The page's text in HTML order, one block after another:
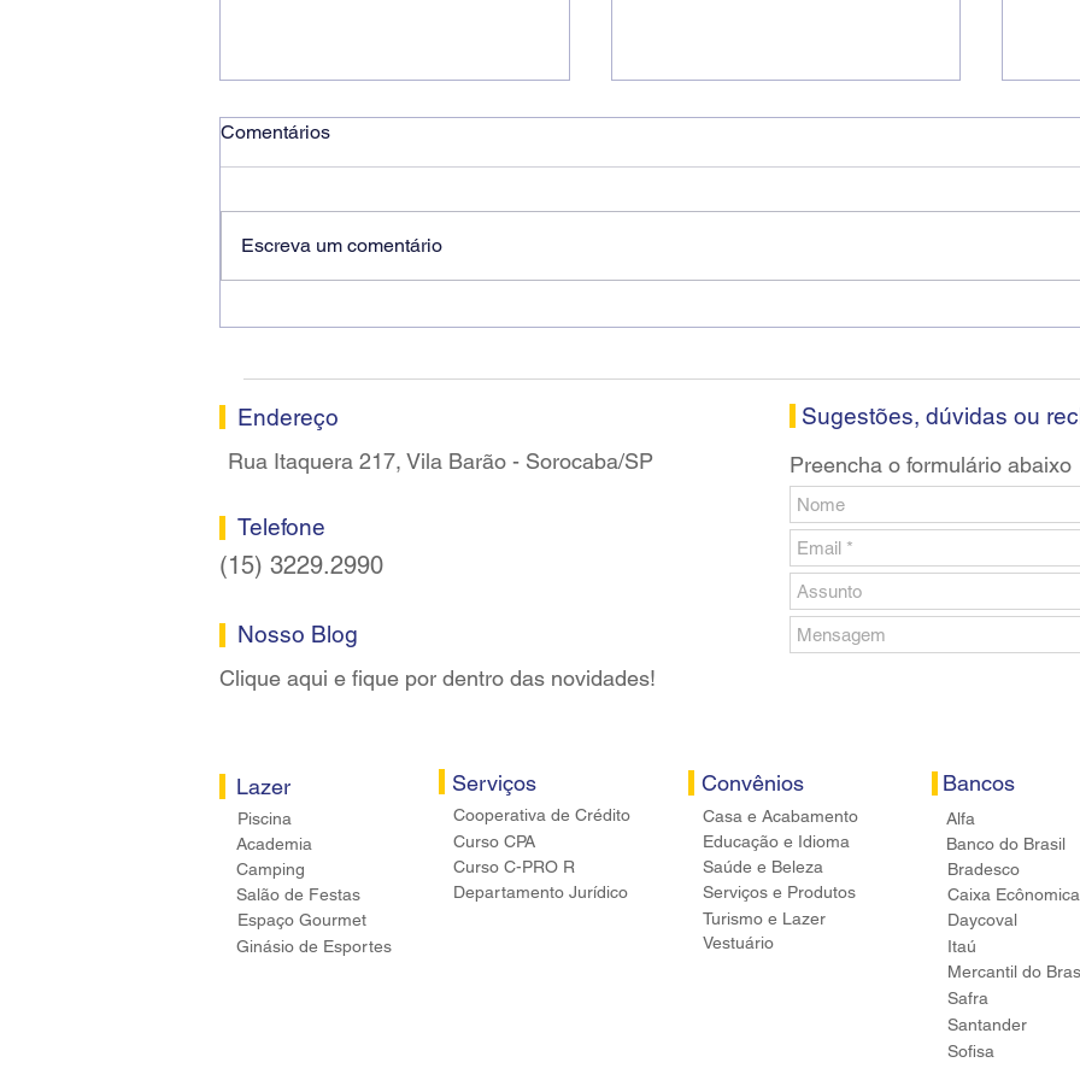
Comentários
Escreva um comentário
Endereço
Rua Itaquera 217, Vila Barão - Sorocaba/SP
Telefone
(15) 3229.2990
Nosso Blog
Clique aqui e fique por dentro das novidades!
Lazer
Piscina
Academia
Camping
Salão de Festas
Espaço Gourmet
Ginásio de Esportes
Serviços
Cooperativa de Crédito
Curso CPA
Curso C-PRO R
Departamento Jurídico
Sugestões, dúvidas ou
Preencha o formulário abaixo
Convênios
Casa e Acabamento
Educação e Idioma
Saúde e Beleza
Serviços e Produtos
Turismo e Lazer
Vestuário
Bancos
Alfa
Banco do Brasil
Bradesco
Caixa
Daycoval
Itaú
Mercantil do
Safra
Santander
Sofisa